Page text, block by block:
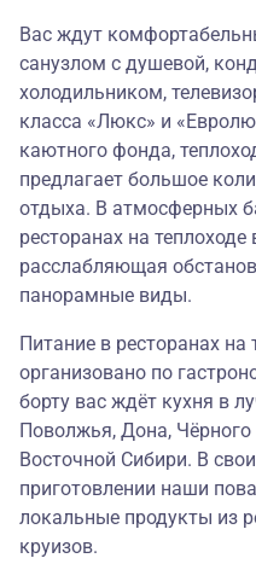
Вас ждут
санузлом с душевой,
холодильником,
класса «Люкс» и
каютного фонда,
предлагает большое
отдыха. В атмосферных
ресторанах на
расслабляющая
панорамные виды.
Питание в ресторанах
организовано по
борту вас ждёт кухня в
Поволжья, Дона,
Восточной Сибири. В
приготовлении наши
локальные продукты из
круизов.